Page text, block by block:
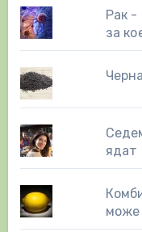
Рак -
за
ядат
може